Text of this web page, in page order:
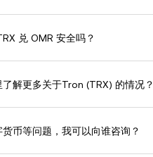
兑 OMR 安全吗？
解更多关于Tron (TRX) 的情况？
币等问题，我可以向谁咨询？